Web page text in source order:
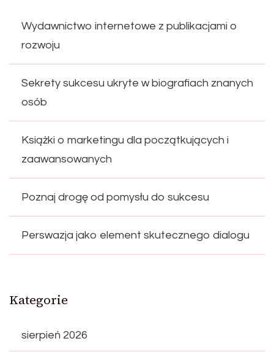
Wydawnictwo internetowe z publikacjami o
rozwoju
Sekrety sukcesu ukryte w biografiach znanych
osób
Książki o marketingu dla początkujących i
zaawansowanych
Poznaj drogę od pomysłu do sukcesu
Perswazja jako element skutecznego dialogu
Kategorie
sierpień 2026